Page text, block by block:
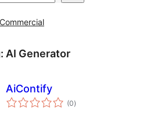
Commercial
AI Generator
AiContify
(0total
ratings
)